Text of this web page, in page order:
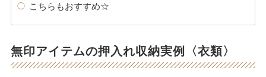
こちらもおすすめ☆
無印アイテムの押入れ収納実例〈衣類〉